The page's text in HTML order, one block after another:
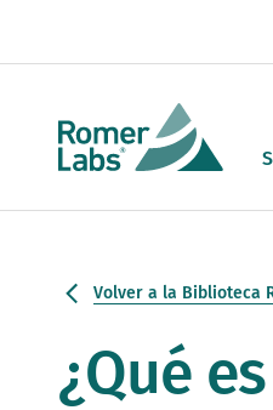
Volver a la Biblioteca
¿Qué